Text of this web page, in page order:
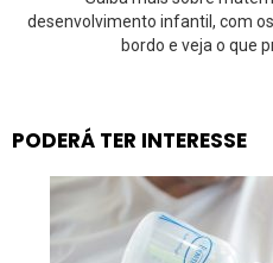
desenvolvimento infantil, com
bordo e veja o que
PODERÁ TER INTERESSE